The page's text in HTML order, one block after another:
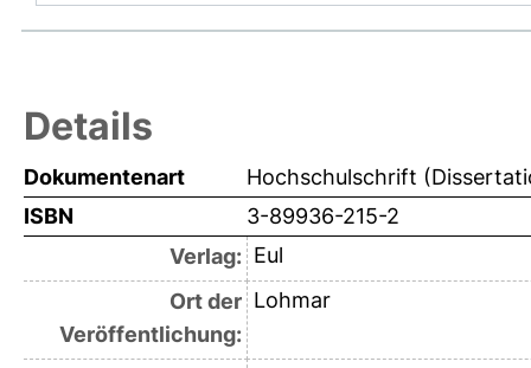
Details
Dokumentenart
Hochschulschrift
ISBN
3-89936-215-2
Verlag: Eul
Ort der
Veröffentlichung:
Lohmar